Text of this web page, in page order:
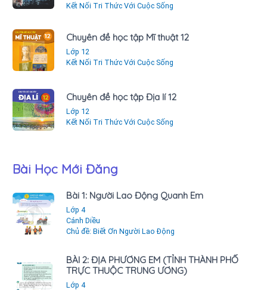
Kết Nối Tri Thức Với Cuộc Sống
Chuyên đề học tập Mĩ thuật 12
Lớp 12
Kết Nối Tri Thức Với Cuộc Sống
Chuyên đề học tập Địa lí 12
Lớp 12
Kết Nối Tri Thức Với Cuộc Sống
Bài Học Mới Đăng
Bài 1: Người Lao Động Quanh Em
Lớp 4
Cánh Diều
Chủ đề: Biết Ơn Người Lao Động
BÀI 2: ĐỊA PHƯƠNG EM (TỈNH THÀNH PHỐ
TRỰC THUỘC TRUNG ƯƠNG)
Lớp 4